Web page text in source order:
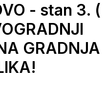
- stan 3. (
GRADNJA